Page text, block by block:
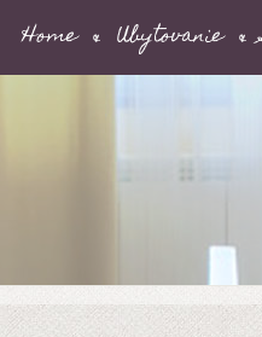
Home Ubytovanie